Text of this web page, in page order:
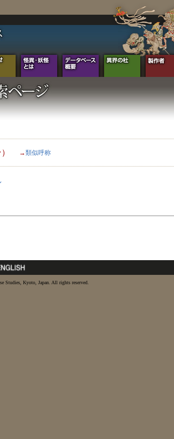
→類似呼称
Studies, Kyoto, Japan. All rights reserved.